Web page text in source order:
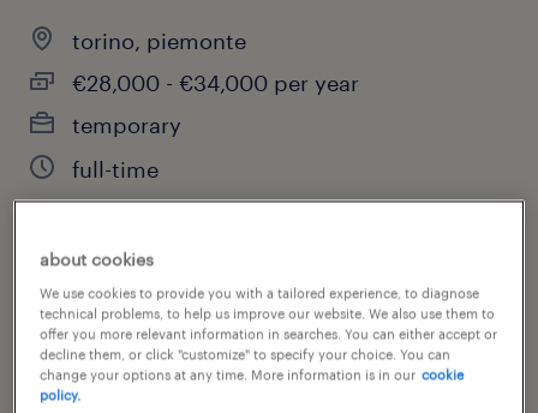
torino, piemonte
€28,000 - €34,000 per year
temporary
full-time
other
about cookies
We use cookies to provide you with a tailored experience, to diagnose
technical problems, to help us improve our website. We also use them to
offer you more relevant information in searches. You can either accept or
decline them, or click "customize" to specify your choice. You can
change your options at any time. More information is in our cookie
policy.